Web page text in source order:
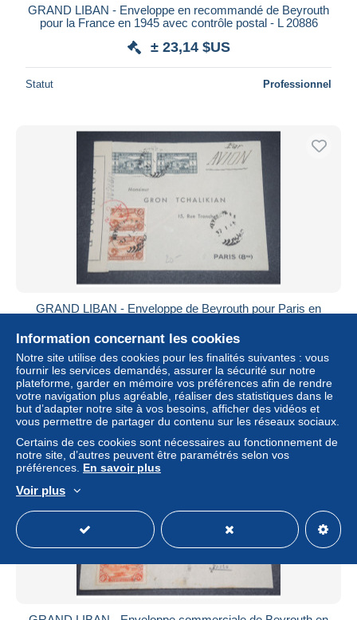
GRAND LIBAN - Enveloppe en recommandé de Beyrouth
pour la France en 1945 avec contrôle postal - L 20886
± 23,14 $US
Statut Professionnel
GRAND LIBAN - Enveloppe de Beyrouth pour Paris en
12540
± 23,14 $US
Statut Professionnel
Information concernant les cookies
Notre site utilise des cookies pour les finalités suivantes : vous
fournir les services demandés, assurer la sécurité sur notre
plateforme, garder en mémoire vos préférences afin de rendre
votre navigation plus agréable, réaliser des statistiques dans le
but d’adapter notre site à vos besoins, afficher des vidéos et
vous permettre de partager du contenu sur les réseaux sociaux.
Certains de ces cookies sont nécessaires au fonctionnement de
notre site, d’autres peuvent être paramétrés selon vos
préférences. En savoir plus
Voir plus